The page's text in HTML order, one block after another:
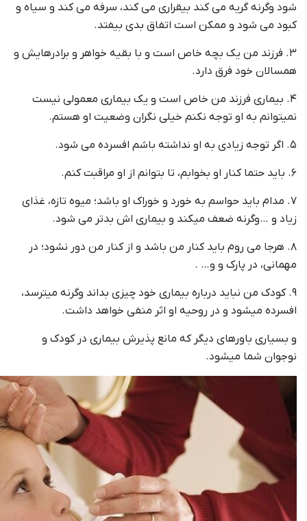
شود وگرنه گریه می کند بیقراری می کند، سرفه می کند و سیاه و
کبود می شود و ممکن است اتفاق بدی بیفتد.
۳. فرزند من یک بچه خاص است و با بقیه خواهر و برادرهایش و
همسالان خود فرق دارد.
۴. بیماری فرزند من خاص است و یک بیماری معمولی نیست
نمیتوانم به او توجه نکنم خیلی نگران وضعیت او هستم.
۵. اگر توجه زیادی به او نداشته باشم افسرده می شود.
۶. باید حتما کنار او بخوابم، تا بتوانم از او مراقبت کنم.
۷. مدام باید حواسم به خورد و خوراک او باشد؛ میوه تازه، غذای
زیاد و …وگرنه ضعف میکند و بیماری اش بدتر می شود.
۸. هرجا می روم باید کنار من باشد و از کنار من دور نشود؛ در
مهمانی، در پارک و و… .
۹. کودک من نباید درباره بیماری خود چیزی بداند وگرنه میترسد،
افسرده میشود و در روحیه او اثر منفی خواهد داشت.
و بسیاری باورهای دیگر که مانع پذیرش بیماری در کودک و
نوجوان شما میشود.